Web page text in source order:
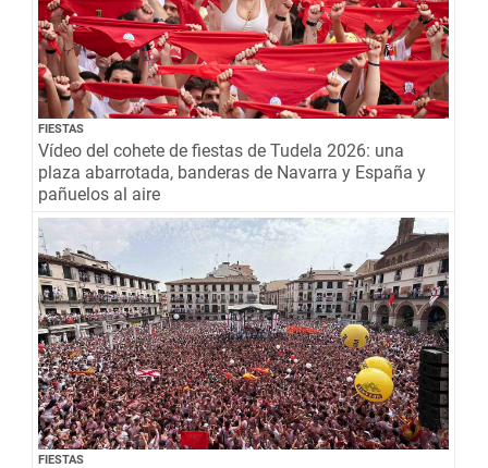
FIESTAS
Vídeo del cohete de fiestas de Tudela 2026: una
plaza abarrotada, banderas de Navarra y España y
pañuelos al aire
FIESTAS